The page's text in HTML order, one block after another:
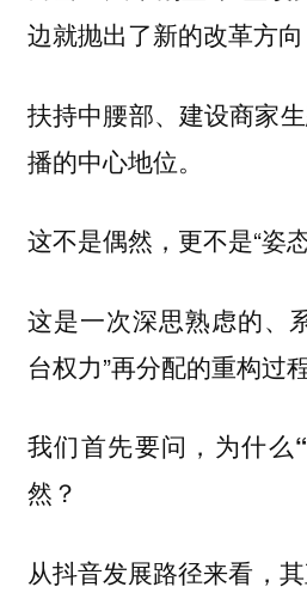
边就抛出了新的改革方向
扶持中腰部、建设商家
播的中心地位。
这不是偶然，更不是“姿态
这是一次深思熟虑的、
台权力”再分配的重构过程
我们首先要问，为什么
然？
从抖音发展路径来看，